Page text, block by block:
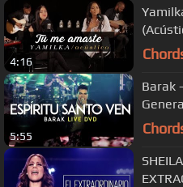
4:16
Yamilka Feat.
5:55
Barak